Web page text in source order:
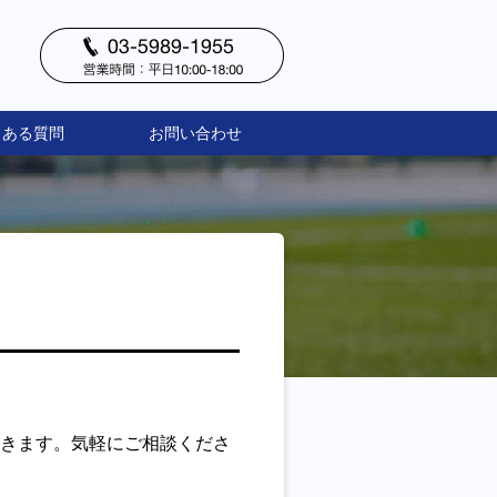
る質問 お問い合わせ
ます。気軽にご相談くださ